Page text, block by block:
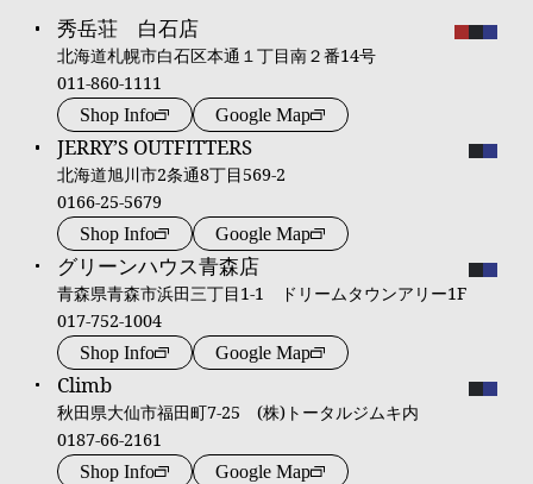
秀岳荘 白石店
北海道札幌市白石区本通１丁目南２番14号
011-860-1111
Shop Info Google Map
JERRY’S OUTFITTERS
北海道旭川市2条通8丁目569-2
0166-25-5679
Shop Info Google Map
グリーンハウス青森店
青森県青森市浜田三丁目1-1 ドリームタウンアリー1F
017-752-1004
Shop Info Google Map
Climb
秋田県大仙市福田町7-25 (株)トータルジムキ内
0187-66-2161
Shop Info Google Map